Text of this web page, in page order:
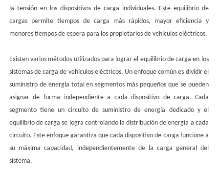
la tensión en los dispositivos de carga individuales. Este equilibrio de
cargas permite tiempos de carga más rápidos, mayor eficiencia y
menores tiempos de espera para los propietarios de vehículos eléctricos.
Existen varios métodos utilizados para lograr el equilibrio de carga en los
sistemas de carga de vehículos eléctricos. Un enfoque común es dividir el
suministro de energía total en segmentos más pequeños que se pueden
asignar de forma independiente a cada dispositivo de carga. Cada
segmento tiene un circuito de suministro de energía dedicado y el
equilibrio de carga se logra controlando la distribución de energía a cada
circuito. Este enfoque garantiza que cada dispositivo de carga funcione a
su máxima capacidad, independientemente de la carga general del
sistema.